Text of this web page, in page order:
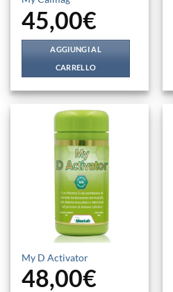
45,00€
AGGIUNGI AL
CARRELLO
My D Activator
48,00€